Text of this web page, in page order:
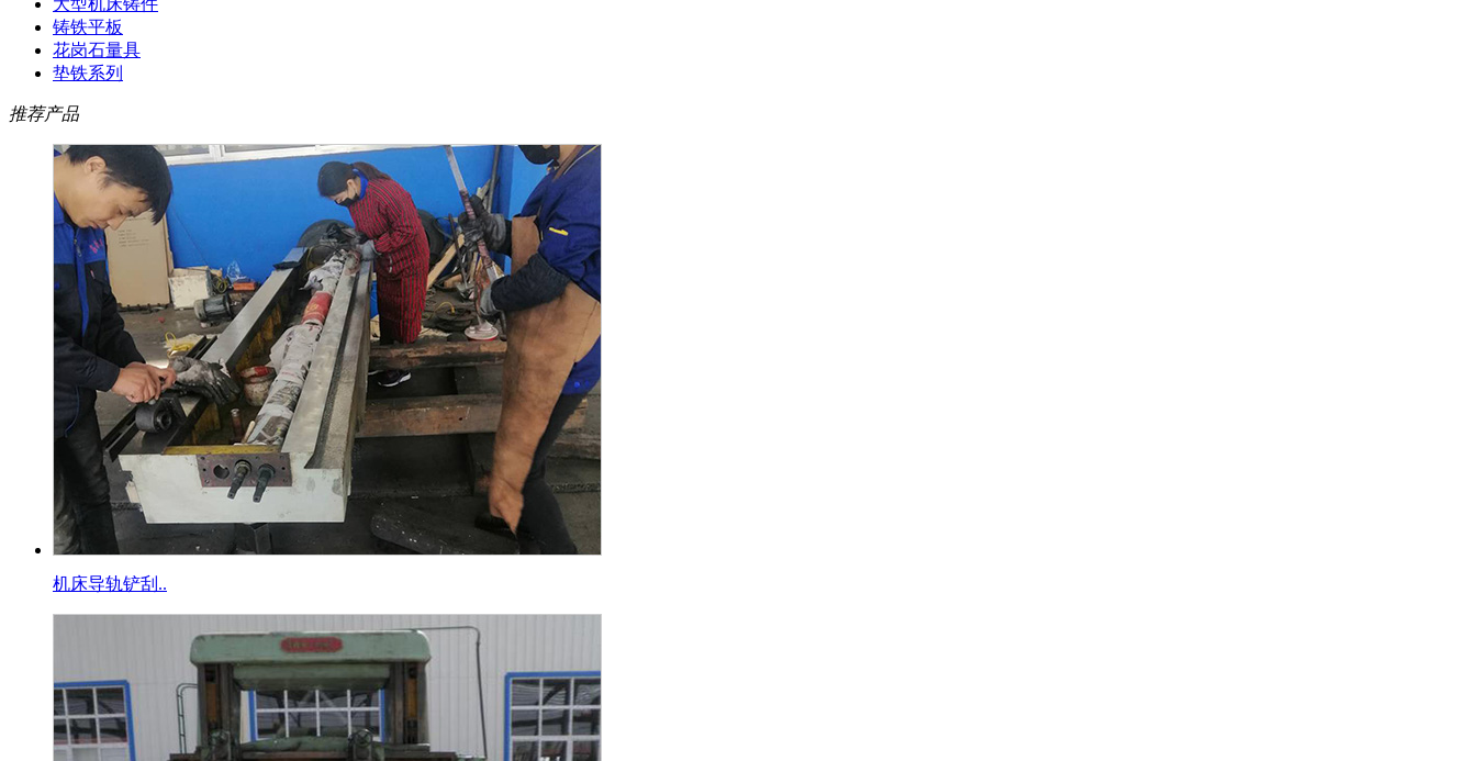
铸铁平板
花岗石量具
垫铁系列
推荐产品
机床导轨铲刮..